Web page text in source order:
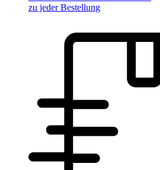
zu jeder Bestellung